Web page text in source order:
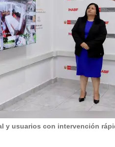
y usuarios con intervención